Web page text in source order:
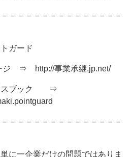
－－－－－－－－－－－－－－
ード
http://事業承継.jp.net/
ック ⇒
－－－－－－－－－－－－－－
業だけの問題ではありま